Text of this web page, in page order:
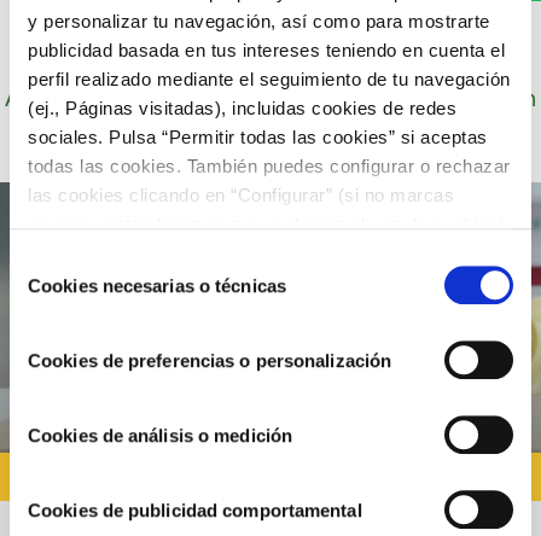
y personalizar tu navegación, así como para mostrarte
publicidad basada en tus intereses teniendo en cuenta el
perfil realizado mediante el seguimiento de tu navegación
(ej., Páginas visitadas), incluidas cookies de redes
sociales. Pulsa “Permitir todas las cookies” si aceptas
todas las cookies. También puedes configurar o rechazar
las cookies clicando en “Configurar” (si no marcas
COOKIES.
deCookies necesarias o técnicas
Cookies de preferencias o personalización
Cookies de análisis o medición
Cookies de publicidad comportamental
Autor: Cocineros de Choví, expertos en recetas con
salsas para el disfrute.